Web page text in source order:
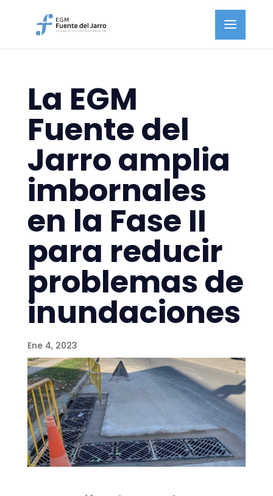
La EGM
Fuente del
Jarro amplia
imbornales
en la Fase II
para reducir
problemas de
inundaciones
Ene 4, 2023